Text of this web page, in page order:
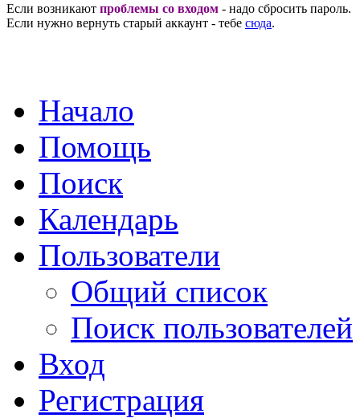
Если возникают проблемы со входом - надо сбросить пароль.
Если нужно вернуть старый аккаунт - тебе сюда.
Начало
Помощь
Поиск
Календарь
Пользователи
Общий список
Поиск пользователей
Вход
Регистрация